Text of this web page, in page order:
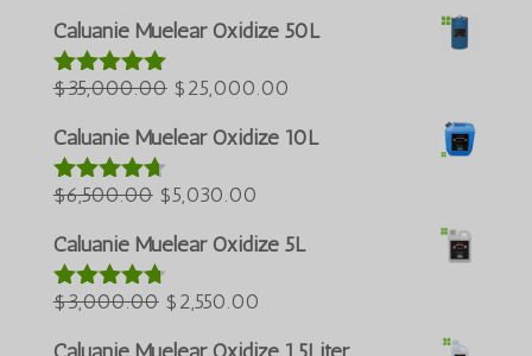
цена
$60,000.00.
Caluanie Muelear Oxidize 50L
Оценка
$35,000.00 Первоначальная
цена
$35,000.00.
$25,000.00
Caluanie Muelear Oxidize 10L
Оценка
$6,500.00 Первоначальная
цена
была:
$6,500.00.
$5,030.00
цена:
Caluanie Muelear Oxidize 5L
Оценка
$3,000.00 Первоначальная
цена
$2,550.00
한국어
ພາສາລາວ